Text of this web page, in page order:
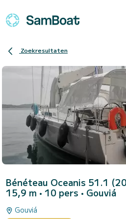
Zoekresultaten
Bénéteau Oceanis 51.1
15,9 m • 10 pers • Gouviá
Gouviá